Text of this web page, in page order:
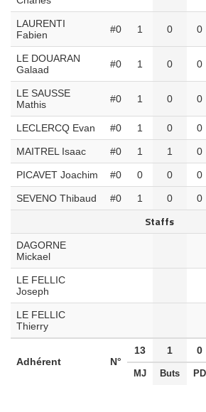
LAURENTI
Fabien
#0 1 0 0
LE DOUARAN
Galaad
#0 1 0 0
LE SAUSSE
Mathis
#0 1 0 0
LECLERCQ Evan #0 1 0 0
MAITREL Isaac #0 1 1 0
PICAVET Joachim #0 0 0 0
SEVENO Thibaud #0 1 0 0
Staffs
DAGORNE
Mickael
LE FELLIC
Joseph
LE FELLIC
Thierry
Adhérent N°
13 1 0
MJ Buts PD